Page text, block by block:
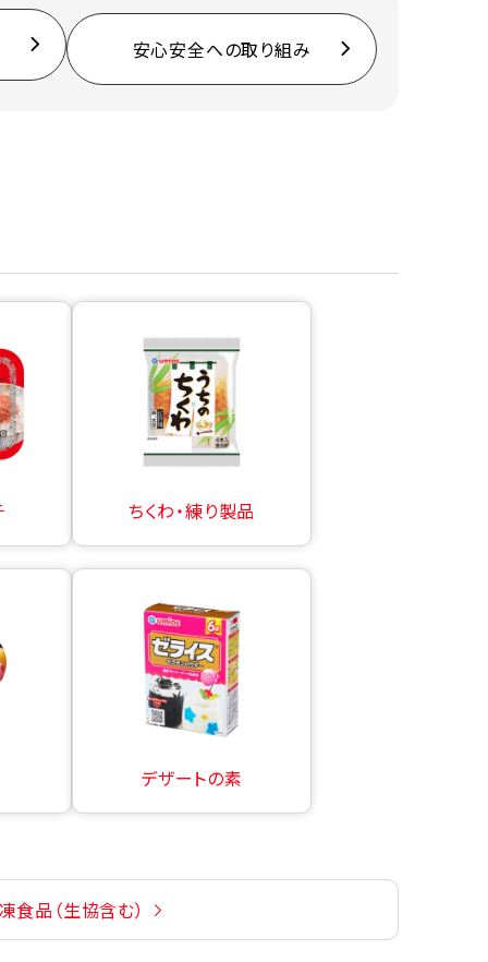
安心安全への取り組み
ちくわ・練り製品
デザートの素
品（生協含む）